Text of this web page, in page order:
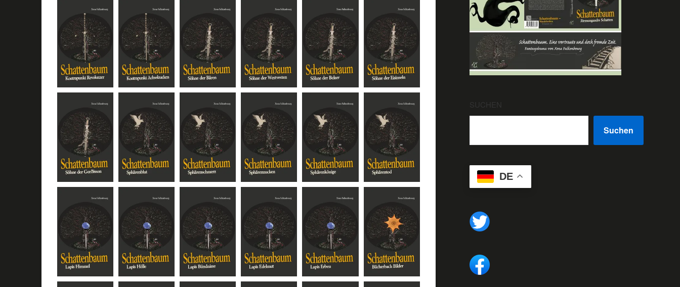
SUCHEN
Suchen
DE